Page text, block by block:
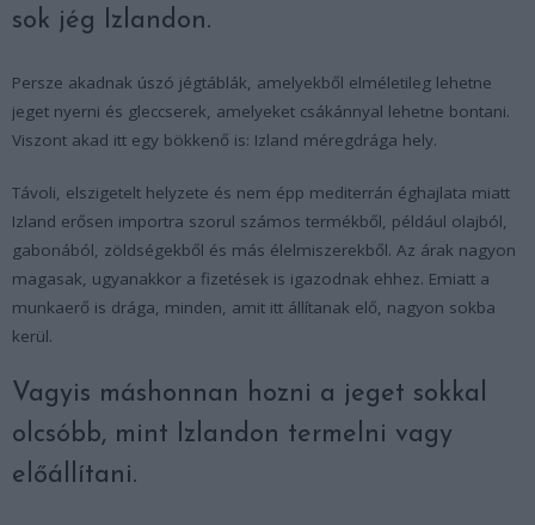
sok jég Izlandon.
Persze akadnak úszó jégtáblák, amelyekből elméletileg lehetne
jeget nyerni és gleccserek, amelyeket csákánnyal lehetne bontani.
Viszont akad itt egy bökkenő is: Izland méregdrága hely.
Távoli, elszigetelt helyzete és nem épp mediterrán éghajlata miatt
Izland erősen importra szorul számos termékből, például olajból,
gabonából, zöldségekből és más élelmiszerekből. Az árak nagyon
magasak, ugyanakkor a fizetések is igazodnak ehhez. Emiatt a
munkaerő is drága, minden, amit itt állítanak elő, nagyon sokba
kerül.
Vagyis máshonnan hozni a jeget sokkal
olcsóbb, mint Izlandon termelni vagy
előállítani.